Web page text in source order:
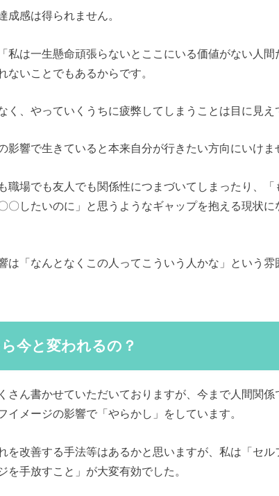
成感は得られません。
私は一生懸命頑張らないとここにいる価値がない人間
ないことでもあるからです。
く、やっていくうちに疲弊してしまうことは目に見え
影響で生きていると本来自分が行きたい方向にいけま
職場でも友人でも関係性につまづいてしまったり、「
〇したいのに」と思うようなギャップを抱える現状に
は「なんとなくこの人ってこういう人かな」という雰
今と変われるの？
さん書かせていただいておりますが、今まで人間関係
イメージの影響で「やらかし」をしています。
を改善する手法等はあるかと思いますが、私は「セル
を手放すこと」が大変有効でした。